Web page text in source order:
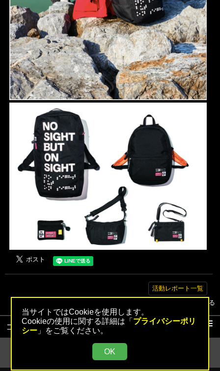
当サイトではCookieを使用します。
Cookieの使用に関する詳細は「 プライバシーポリ
シー」をご覧ください。
OK
活動レポート一覧
▲トップへ戻る
コンテンツ